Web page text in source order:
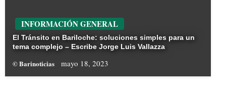
INFORMACIÓN GENERAL
El Tránsito en Bariloche: soluciones simples para un
tema complejo – Escribe Jorge Luis Vallazza
© Barinoticias mayo 18, 2023